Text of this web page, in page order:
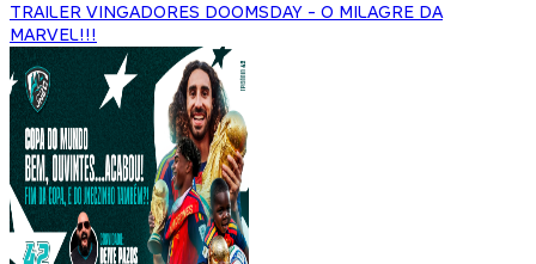
TRAILER VINGADORES DOOMSDAY - O MILAGRE DA
MARVEL!!!